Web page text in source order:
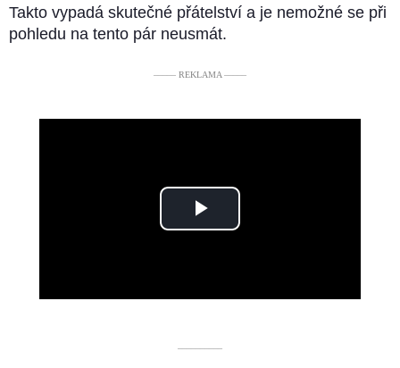
Takto vypadá skutečné přátelství a je nemožné se při
pohledu na tento pár neusmát.
––––– REKLAMA –––––
Play
––––––––––